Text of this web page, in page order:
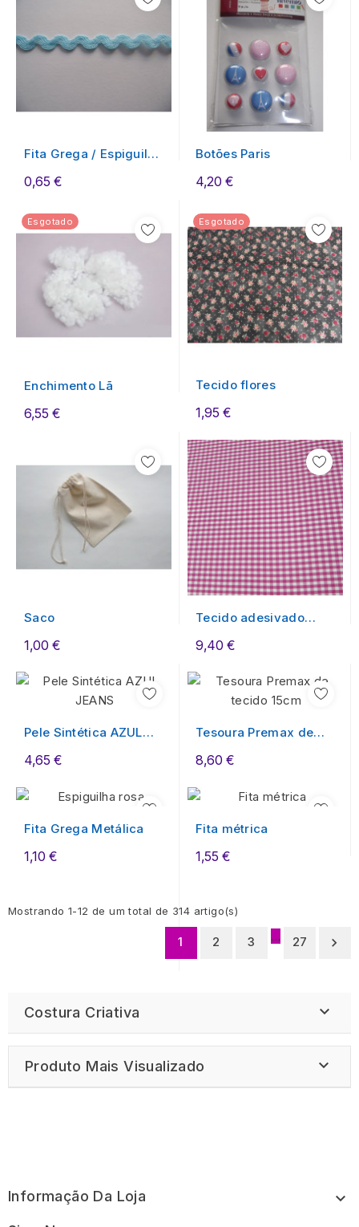
Fita Grega / Espiguilha
0,65 €
Botões Paris
4,20 €
Esgotado
Enchimento Lã
6,55 €
Esgotado
Tecido flores
1,95 €
Saco
1,00 €
Tecido adesivado
9,40 €
Pele Sintética AZUL
4,65 €
Tesoura Premax de
8,60 €
Fita Grega Metálica
1,10 €
Fita métrica
1,55 €
Mostrando 1-12 de um total de 314 artigo(s)
1 2 3 … 27 
Costura Criativa 
Produto Mais Visualizado 
Informação Da Loja 